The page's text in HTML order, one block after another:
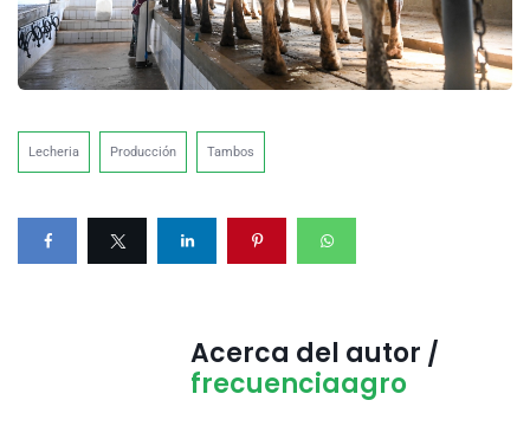
Lecheria Producción Tambos
Acerca del autor /
frecuenciaagro